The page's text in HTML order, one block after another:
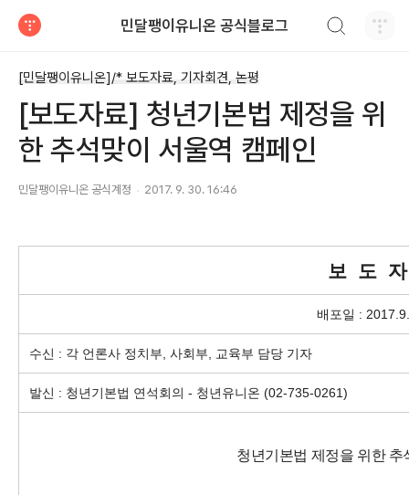
민달팽이유니온 공식블로그
[민달팽이유니온]/* 보도자료, 기자회견, 논평
[보도자료] 청년기본법 제정을 위
한 추석맞이 서울역 캠페인
민달팽이유니온 공식계정 2017. 9. 30. 16:46
보 도
배포일 :
수신 : 각 언론사 정치부, 사회부, 교육부 담당 기자
발신 : 청년기본법 연석회의 - 청년유니온 (02-735-0261)
청 년기본법 제정을 위한